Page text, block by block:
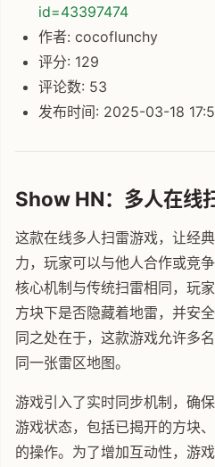
id=43397474
作者: cocoflunchy
评分: 129
评论数: 53
发布时间: 2025-03-18
Show HN：多人在线
这款在线多人扫雷游戏，让经
力，玩家可以与他人合作或竞
核心机制与传统扫雷相同，玩
方块下是否隐藏着地雷，并安
同之处在于，这款游戏允许多
同一张雷区地图。
游戏引入了实时同步机制，确
游戏状态，包括已揭开的方块
的操作。为了增加互动性，游